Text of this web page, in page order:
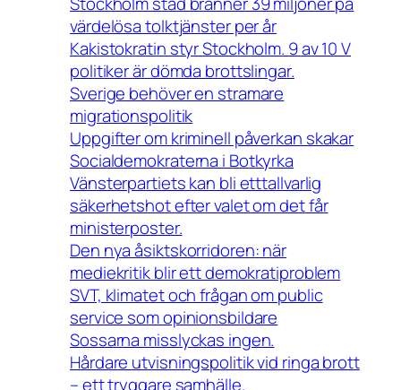
värdelösa tolktjänster per år
Kakistokratin styr Stockholm. 9 av 10 V
politiker är dömda brottslingar.
Sverige behöver en stramare
migrationspolitik
Uppgifter om kriminell påverkan skakar
Socialdemokraterna i Botkyrka
Vänsterpartiets kan bli etttallvarlig
säkerhetshot efter valet om det får
ministerposter.
Den nya åsiktskorridoren: när
mediekritik blir ett demokratiproblem
SVT, klimatet och frågan om public
service som opinionsbildare
Sossarna misslyckas ingen.
Hårdare utvisningspolitik vid ringa brott
– ett tryggare samhälle.